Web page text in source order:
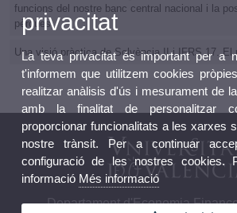
funcions del nostre banc central nacional i la
pèrdues
Una visió pràctica de Solvència II i IFRS 17. El
Departament d'Economia
privacitat
La teva privacitat és important per a
t'informem que utilitzem cookies
realitzar anàlisis d'ús i mesurament de
amb la finalitat de personalitzar
proporcionar funcionalitats a les xarxes
nostre trànsit. Per a continuar
configuració de les nostres cookies.
informació Més informació